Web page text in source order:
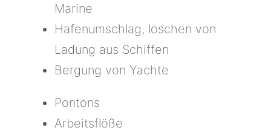
Marine
Hafenumschlag, löschen von
Ladung aus Schiffen
Bergung von Yachte
Pontons
Arbeitsflöße